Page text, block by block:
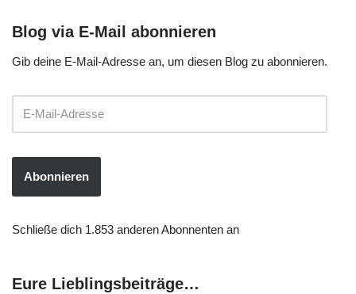
Blog via E-Mail abonnieren
Gib deine E-Mail-Adresse an, um diesen Blog zu abonnieren.
Abonnieren
Schließe dich 1.853 anderen Abonnenten an
Eure Lieblingsbeiträge…